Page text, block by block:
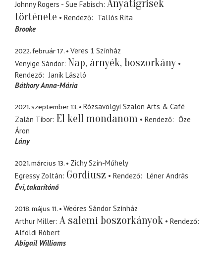
Johnny Rogers - Sue Fabisch Anyatigrisek
története
Rendező
Tallós Rita
Brooke
2022. február 17.
Veres 1 Színház
Venyige Sándor Nap, árnyék, boszorkány
Rendező
Janik László
Báthory Anna-Mária
2021. szeptember 13.
Rózsavölgyi Szalon Arts & Café
Zalán Tibor El kell mondanom Rendező
Őze
Áron
Lány
2021. március 13.
Zichy Szín-Műhely
Egressy Zoltán Gordiusz Rendező
Léner András
Évi takarítónő
2018. május 11.
Weöres Sándor Színház
Arthur Miller A salemi boszorkányok
Rendező
Alföldi Róbert
Abigail Williams